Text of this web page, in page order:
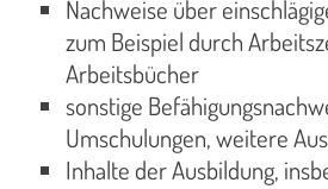
Nachweise über
zum Beispiel durch
Arbeitsbücher
sonstige
Umschulungen, weitere
Inhalte der Ausbildung,